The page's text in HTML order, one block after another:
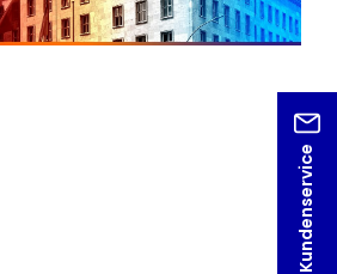
Kundenservice